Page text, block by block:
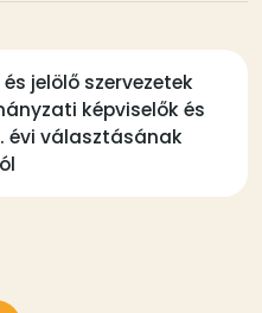
jelölő szervezetek
képviselők és
évi választásának